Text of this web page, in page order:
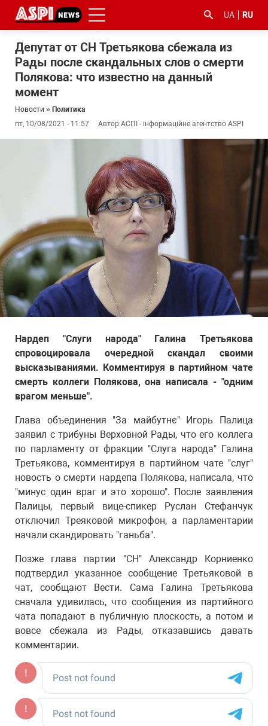
UA RU
Депутат от СН Третьякова сбежала из
Рады после скандальных слов о смерти
Полякова: что известно на данный
момент
Новости » Политика
пт, 10/08/2021 - 11:57
Автор:АСПІ - інформаційне агентство ASPI
Нардеп "Слуги народа" Галина Третьякова
спровоцировала очередной скандал своими
высказываниями. Комментируя в партийном чате
смерть коллеги Полякова, она написала - "одним
врагом меньше".
Глава объединения "За майбутнє" Игорь Палица
заявил с трибуны Верховной Рады, что его коллега
по парламенту от фракции "Слуга народа" Галина
Третьякова, комментируя в партийном чате "слуг"
новость о смерти нардепа Полякова, написала, что
"минус один враг и это хорошо". После заявления
Палицы, первый вице-спикер Руслан Стефанчук
отключил Треяковой микрофон, а парламентарии
начали скандировать "ганьба".
Позже глава партии "СН" Александр Корниенко
подтвердил указанное сообщение Третьяковой в
чат, сообщают Вести. Сама Галина Третьякова
сначала удивилась, что сообщения из партийного
чата попадают в публичную плоскость, а потом и
вовсе сбежала из Рады, отказавшись давать
комментарии.